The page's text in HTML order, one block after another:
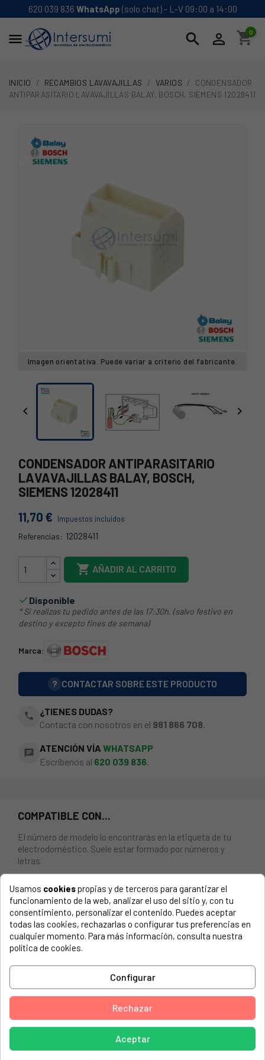
620 039 836 WhatsApp (solo chat) - L-V 09:00 a 14:00
 search  shopping_cart
0
INICIO RECAMBIOS LAVAVAJILLAS VARIOS
CONDENSADOR
ANTIPARASITARIO LAVAVAJILLAS BALAY, BOSCH, SIEMENS 12028411
Imagen orientativa. Puede variar a criterio del fabricante.
 
CONDENSADOR ANTIPARASITARIO
LAVAVAJILLAS BALAY, BOSCH,
SIEMENS 12028411
11,70 € Impuestos incluidos
Referencias: 12028411
12028411
 AÑADIR AL CARRITO
Disponible
* Si realizas tu pedido antes de las 17:30h. (salvo festivo en
destino y excepto fines de semana)
Marca:
? CONTACTAR SOBRE ESTE PRODUCTO
phone
¿TIENES DUDAS?
Contacta con nosotros en el 981 866 708.
chat ATENCIÓN VÍA WHATSAPP
Escríbenos al 620 039 836
COMPATIBLE CON...
El número de modelo lo encontrarás en la etiqueta de tu
electrodoméstico. Suele estar formado por números y
letras.
CONDENSADOR ANTIPARASITARIO LAVAVAJILLAS BALAY,
BOSCH, SIEMENS, CON TERMINALES, Articulo Sustitutivo:
12028411. 56018000028 D3. 5600026118.
AEG, 859950060650 LK 200
AEG, 859950088700 LAV.550 KU
AEG, 859950088760 LAVATH 550 KU
AEG, 859950089800 LAVATH.550 KU
AEG, 859950093480 550KU LAVATH.
Usamos cookiespropias y de terceros para garantizar el
funcionamiento de la web, analizar el uso del sitio y, con tu
consentimiento, personalizar el contenido. Puedes aceptar
todas las cookies, rechazarlas o configurar tus preferencias en
cualquier momento. Para más información, consulta nuestra
política de cookies.
Configurar
Rechazar
Aceptar